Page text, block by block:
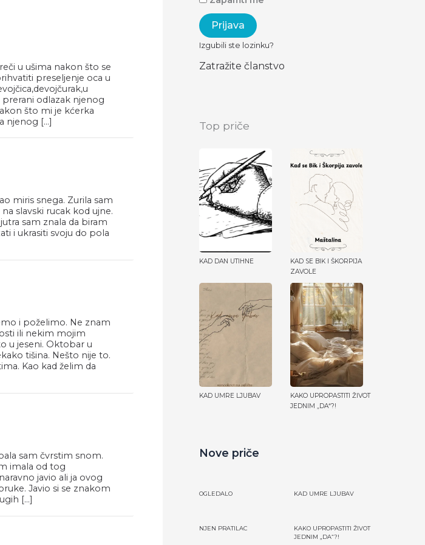
u ušima nakon što se
preseljenje oca u
odlazak njenog
što mi je kćerka
njenog […]
miris snega. Zurila sam
slavski rucak kod ujne.
sam znala da biram
i ukrasiti svoju do pola
i poželimo. Ne znam
ili nekim mojim
u jeseni. Oktobar u
tišina. Nešto nije to.
Kao kad želim da
sam čvrstim snom.
imala od tog
javio ali ja ovog
Javio si se znakom
[…]
Izgubili ste lozinku?
Zatražite članstvo
Top priče
KAD DAN UTIHNE
KAD SE BIK I ŠKORPIJA
ZAVOLE
KAD UMRE LJUBAV
KAKO UPROPASTITI ŽIVOT
JEDNIM „DA“?!
Nove priče
OGLEDALO KAD UMRE LJUBAV
NJEN PRATILAC
KAKO UPROPASTITI ŽIVOT
JEDNIM „DA“?!